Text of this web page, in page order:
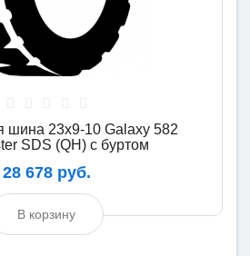
шина 23x9-10 Galaxy 582
SDS (QH) с буртом
28 678 руб.
В корзину